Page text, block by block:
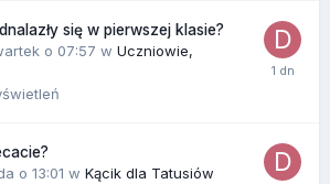
się w pierwszej klasie?
o 07:57 w Uczniowie,
o 13:01 w Kącik dla Tatusiów